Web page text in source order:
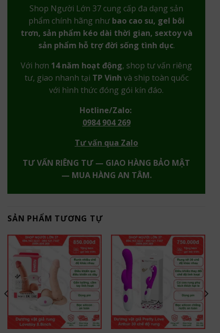
Shop Người Lớn 37 cung cấp đa dạng sản
phẩm chính hãng như bao cao su, gel bôi
trơn, sản phẩm kéo dài thời gian, sextoy và
sản phẩm hỗ trợ đời sống tình dục.
Với hơn 14 năm hoạt động, shop tư vấn riêng
tư, giao nhanh tại TP Vinh và ship toàn quốc
với hình thức đóng gói kín đáo.
Hotline/Zalo:
0984 904 269
Tư vấn qua Zalo
TƯ VẤN RIÊNG TƯ — GIAO HÀNG BẢO MẬT
— MUA HÀNG AN TÂM.
SẢN PHẨM TƯƠNG TỰ